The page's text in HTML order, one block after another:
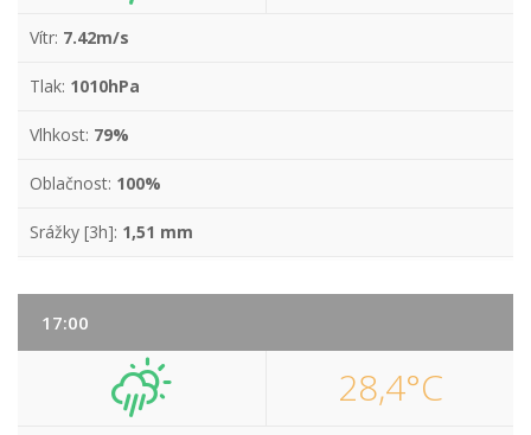
Vítr: 7.42m/s
Tlak: 1010hPa
Vlhkost: 79%
Oblačnost: 100%
Srážky [3h]: 1,51 mm
17:00
28,4°C